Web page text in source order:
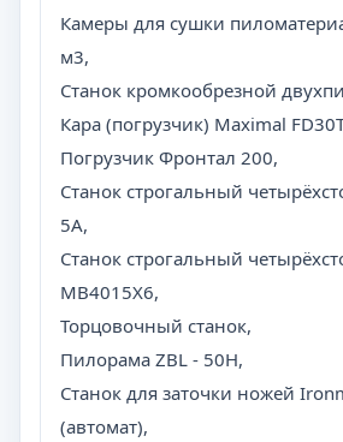
Камеры для сушки
м3,
Станок кромкообрезной
Кара (погрузчик) Maximal
Погрузчик Фронтал 200,
Станок строгальный
5А,
Станок строгальный
МВ4015Х6,
Торцовочный станок,
Пилорама ZBL - 50H,
Станок для заточки ножей
(автомат),